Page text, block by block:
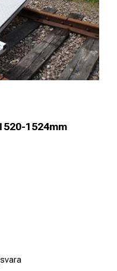
1524mm